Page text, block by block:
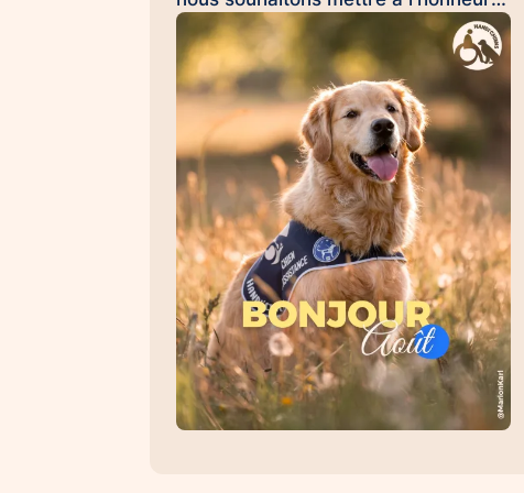
Émilie et Ron, son chien d'assistance
à la réussite scolaire HANDI'CHIENS
💛 Au quotidien, Ron accompagne
Émilie dans son collège et l'aide à
évoluer dans un environnement
scolaire avec davantage de sérénité,
de confiance et d'apaisement. Sa
présence favorise les
apprentissages, renforce le
sentiment de sécurité et contribue à
créer un climat propice à la réussite.
Les chiens d'assistance à la réussite
scolaire permettent : 🐾 d'apaiser les
situations de stress et d'anxiété 🐾
de favoriser la concentration et les
apprentissages 🐾 de renforcer la